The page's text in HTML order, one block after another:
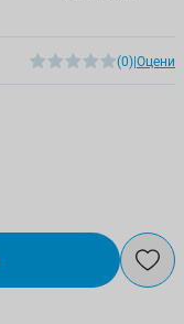
(0) Оцени